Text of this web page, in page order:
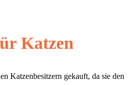
Katzen
Katzenbesitzern gekauft, da sie den